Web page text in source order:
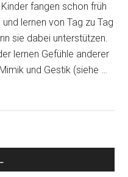
fangen schon früh
lernen von Tag zu Tag
sie dabei unterstützen.
lernen Gefühle anderer
und Gestik (siehe …